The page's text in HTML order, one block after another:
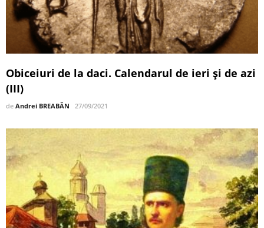
Obiceiuri de la daci. Calendarul de ieri și de azi
(III)
de Andrei BREABĂN 27/09/2021